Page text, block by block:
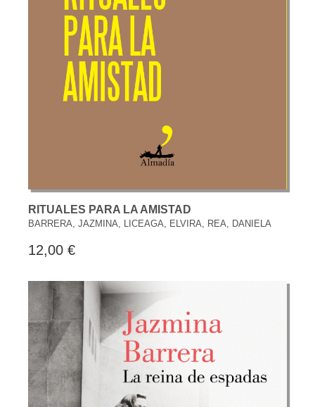
RITUALES PARA LA AMISTAD
BARRERA, JAZMINA, LICEAGA, ELVIRA, REA, DANIELA
12,00 €